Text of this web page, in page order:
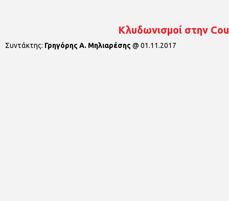
Κλυδωνισμοί στην
Συντάκτης: Γρηγόρης Α. Μηλιαρέσης @ 01.11.2017